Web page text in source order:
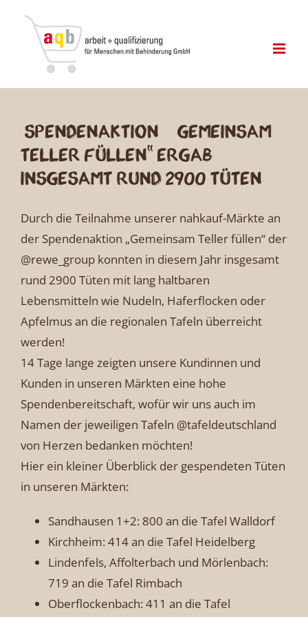
springen
Spendenaktion „Gemeinsam
Teller füllen“ ergab
insgesamt rund 2900 Tüten
Durch die Teilnahme unserer nahkauf-Märkte an
der Spendenaktion „Gemeinsam Teller füllen“ der
@rewe_group konnten in diesem Jahr insgesamt
rund 2900 Tüten mit lang haltbaren
Lebensmitteln wie Nudeln, Haferflocken oder
Apfelmus an die regionalen Tafeln überreicht
werden!
14 Tage lange zeigten unsere Kundinnen und
Kunden in unseren Märkten eine hohe
Spendenbereitschaft, wofür wir uns auch im
Namen der jeweiligen Tafeln @tafeldeutschland
von Herzen bedanken möchten!
Hier ein kleiner Überblick der gespendeten Tüten
in unseren Märkten:
Sandhausen 1+2: 800 an die Tafel Walldorf
Kirchheim: 414 an die Tafel Heidelberg
Lindenfels, Affolterbach und Mörlenbach:
719 an die Tafel Rimbach
Oberflockenbach: 411 an die Tafel